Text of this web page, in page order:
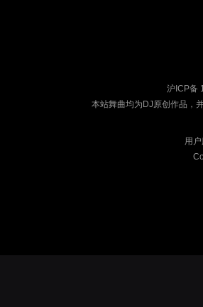
沪ICP备
本站舞曲均为DJ原创作品，
用